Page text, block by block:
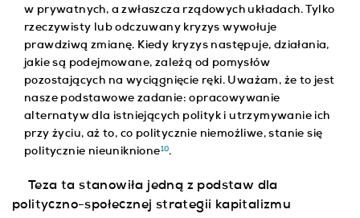
w prywatnych, a zwłaszcza rządowych układach. Tylko
rzeczywisty lub odczuwany kryzys wywołuje
prawdziwą zmianę. Kiedy kryzys następuje, działania,
jakie są podejmowane, zależą od pomysłów
pozostających na wyciągnięcie ręki. Uważam, że to jest
nasze podstawowe zadanie: opracowywanie
alternatyw dla istniejących polityk i utrzymywanie ich
przy życiu, aż to, co politycznie niemożliwe, stanie się
politycznie nieuniknione10.
Teza ta stanowiła jedną z podstaw dla
polityczno-społecznej strategii kapitalizmu